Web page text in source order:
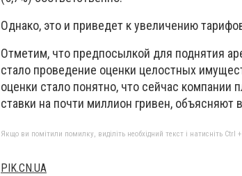
Однако, это и приведет к увеличению
Отметим, что предпосылкой для поднятия
стало проведение оценки целостных
оценки стало понятно, что сейчас
ставки на почти миллион гривен, объясняют
Якщо ви помітили помилку, виділіть необхідний текст і натисніть Ctrl
PIK.CN.UA